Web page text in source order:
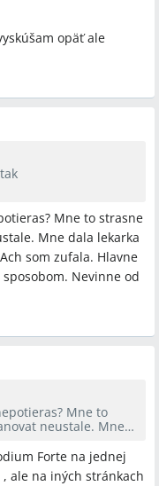
chirurgický rez,
calciová masť, tea
ocot,
B, fermentované
probiotiká, kondóm,
opäť ale
opäť ale
Mne to strasne
Mne dala lekarka
som zufala. Hlavne
Nevinne od
Mne to
neustale. Mne
este aj takymto
som verila.
Forte na jednej
ale na iných stránkach